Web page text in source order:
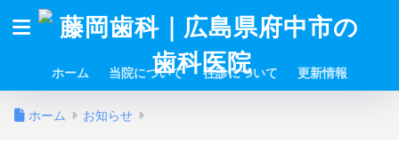
ホーム 当院について 往診について 更新情報
ホーム お知らせ